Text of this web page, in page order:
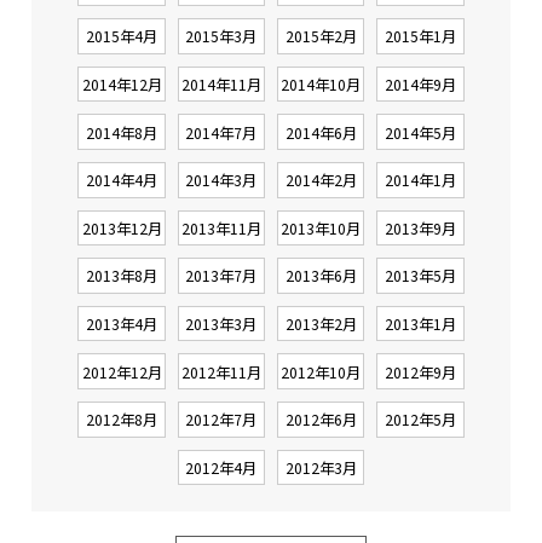
2015年4月 2015年3月 2015年2月 2015年1月
2014年12月 2014年11月 2014年10月 2014年9月
2014年8月 2014年7月 2014年6月 2014年5月
2014年4月 2014年3月 2014年2月 2014年1月
2013年12月 2013年11月 2013年10月 2013年9月
2013年8月 2013年7月 2013年6月 2013年5月
2013年4月 2013年3月 2013年2月 2013年1月
2012年12月 2012年11月 2012年10月 2012年9月
2012年8月 2012年7月 2012年6月 2012年5月
2012年4月 2012年3月